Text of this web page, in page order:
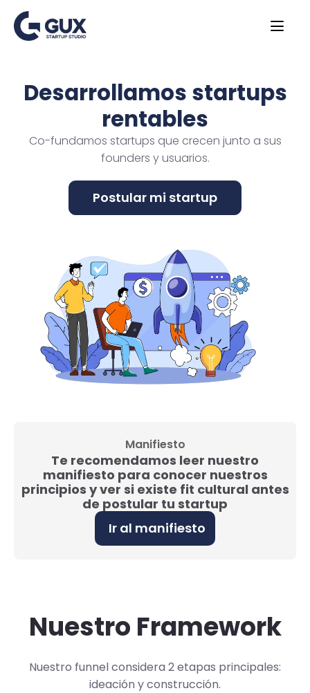
Desarrollamos startups
rentables
Co-fundamos startups que crecen junto a sus
founders y usuarios.
Manifiesto
Te recomendamos leer nuestro
manifiesto para conocer nuestros
principios y ver si existe fit cultural antes
de postular tu startup
Ir al manifiesto
Nuestro Framework
Nuestro funnel considera 2 etapas principales:
ideación y construcción.